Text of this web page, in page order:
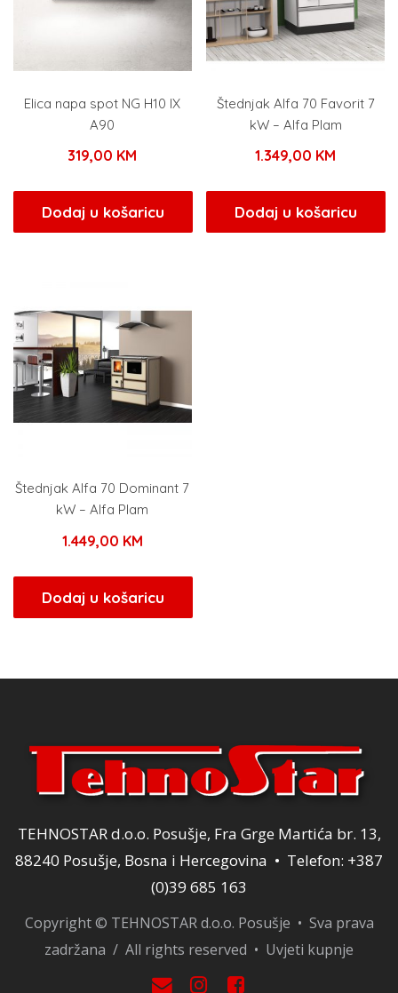
Elica napa spot NG H10 IX
A90
319,00 KM
Dodaj u košaricu
Štednjak Alfa 70 Favorit 7
kW – Alfa Plam
1.349,00 KM
Dodaj u košaricu
Štednjak Alfa 70 Dominant 7
kW – Alfa Plam
1.449,00 KM
Dodaj u košaricu
TEHNOSTAR d.o.o. Posušje, Fra Grge Martića br. 13,
88240 Posušje, Bosna i Hercegovina • Telefon: +387
(0)39 685 163
Copyright © TEHNOSTAR d.o.o. Posušje • Sva prava
zadržana / All rights reserved • Uvjeti kupnje